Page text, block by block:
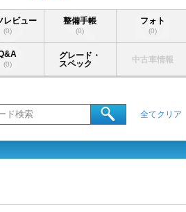
レビュー
(0)
整備手帳
(0)
フォト
(0)
(0)
グレード・
スペック
中古車情報
全てクリア